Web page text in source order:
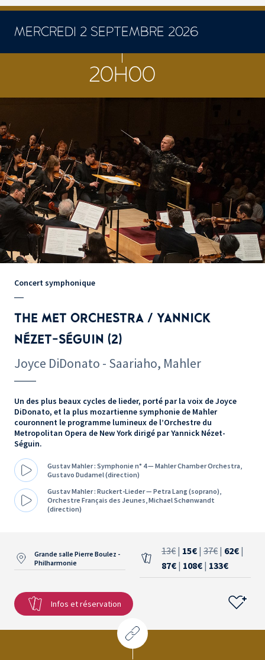
MERCREDI 2 SEPTEMBRE 2026
20H00
Concert symphonique
THE MET ORCHESTRA / YANNICK
NÉZET-SÉGUIN (2)
Joyce DiDonato - Saariaho, Mahler
Un des plus beaux cycles de lieder, porté par la voix de Joyce
DiDonato, et la plus mozartienne symphonie de Mahler
couronnent le programme lumineux de l’Orchestre du
Metropolitan Opera de New York dirigé par Yannick Nézet-
Séguin.
Gustav Mahler : Symphonie n° 4 — Mahler Chamber Orchestra,
Gustavo Dudamel (direction)
Gustav Mahler : Ruckert-Lieder — Petra Lang (soprano),
Orchestre Français des Jeunes, Michael Schønwandt
(direction)
Grande salle Pierre Boulez -
Philharmonie
13€ | 15€ | 37€ | 62€ |
87€ | 108€ | 133€
Infos et réservation